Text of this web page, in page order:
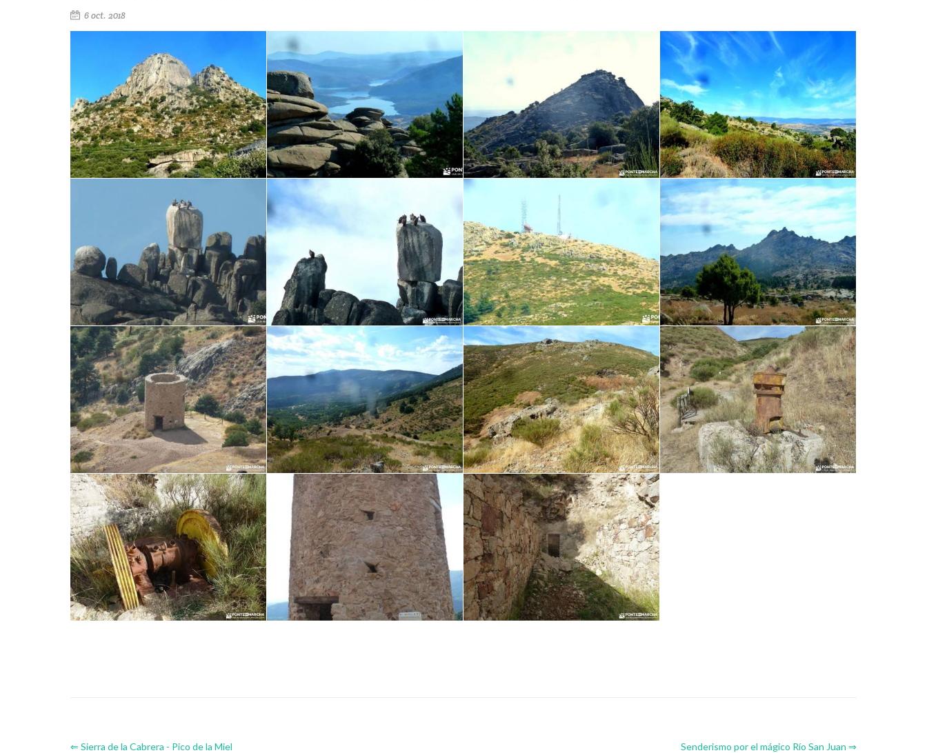
6 oct. 2018
⇐ Sierra de la Cabrera - Pico de la Miel Senderismo por el mágico Río San Juan ⇒